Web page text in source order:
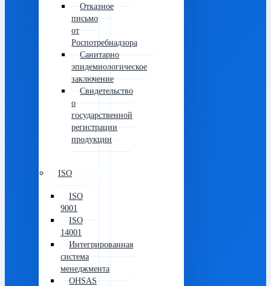
Отказное
письмо
от
Роспотребнадзора
Санитарно
эпидемиологическое
заключение
Свидетельство
о
государственной
регистрации
продукции
ISO
ISO
9001
ISO
14001
Интегрированная
система
менеджмента
OHSAS